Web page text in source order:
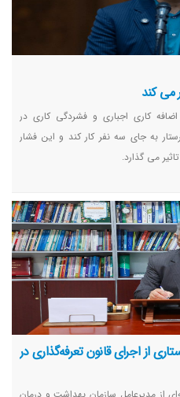
کاری اجباری و فشردگی کاری در
به جای سه نفر کار کند و این فشار
می گذارد.
از اجرای قانون تعرفه‌گذاری در